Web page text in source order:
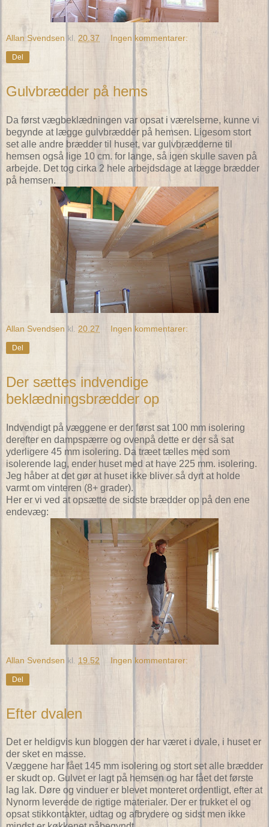
Allan Svendsen kl. 20.37 Ingen kommentarer:
Del
Gulvbrædder på hems
Da først vægbeklædningen var opsat i værelserne, kunne vi
begynde at lægge gulvbrædder på hemsen. Ligesom stort
set alle andre brædder til huset, var gulvbrædderne til
hemsen også lige 10 cm. for lange, så igen skulle saven på
arbejde. Det tog cirka 2 hele arbejdsdage at lægge brædder
på hemsen.
Allan Svendsen kl. 20.27 Ingen kommentarer:
Del
Der sættes indvendige
beklædningsbrædder op
Indvendigt på væggene er der først sat 100 mm isolering
derefter en dampspærre og ovenpå dette er der så sat
yderligere 45 mm isolering. Da træet tælles med som
isolerende lag, ender huset med at have 225 mm. isolering.
Jeg håber at det gør at huset ikke bliver så dyrt at holde
varmt om vinteren (8+ grader).
Her er vi ved at opsætte de sidste brædder op på den ene
endevæg:
Allan Svendsen kl. 19.52 Ingen kommentarer:
Del
Efter dvalen
Det er heldigvis kun bloggen der har været i dvale, i huset er
der sket en masse.
Væggene har fået 145 mm isolering og stort set alle brædder
er skudt op. Gulvet er lagt på hemsen og har fået det første
lag lak. Døre og vinduer er blevet monteret ordentligt, efter at
Nynorm leverede de rigtige materialer. Der er trukket el og
opsat stikkontakter, udtag og afbrydere og sidst men ikke